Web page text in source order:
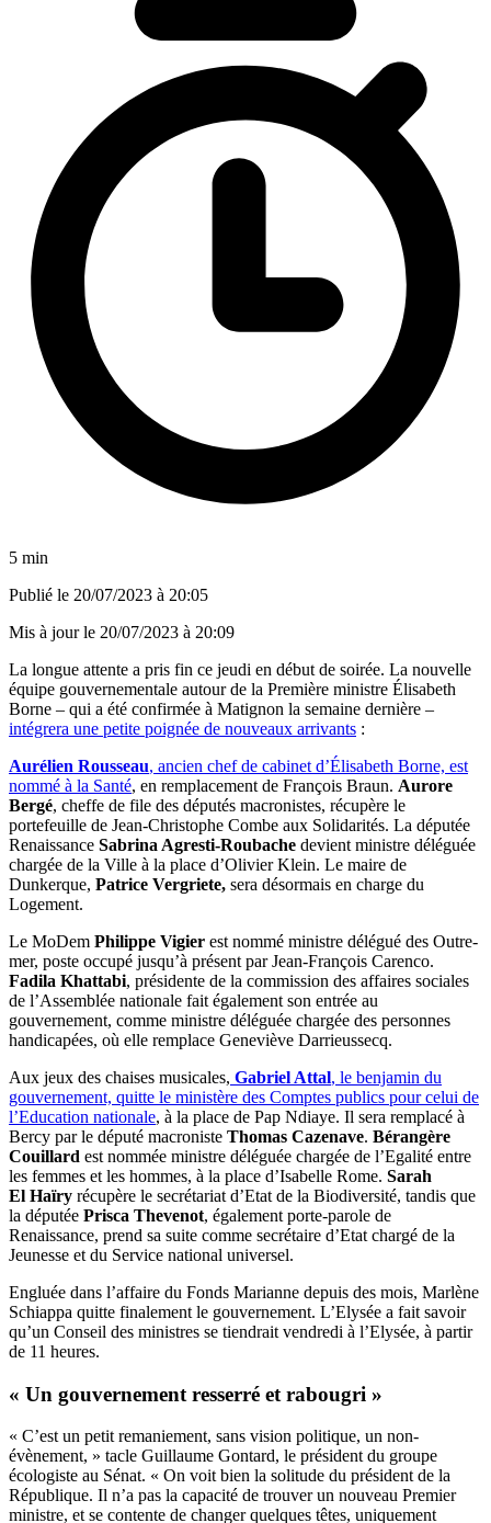
5 min
Publié le 20/07/2023 à 20:05
Mis à jour le 20/07/2023 à 20:09
La longue attente a pris fin ce jeudi en début de soirée. La nouvelle
équipe gouvernementale autour de la Première ministre Élisabeth
Borne – qui a été confirmée à Matignon la semaine dernière –
intégrera une petite poignée de nouveaux arrivants :
Aurélien Rousseau, ancien chef de cabinet d’Élisabeth Borne, est
nommé à la Santé, en remplacement de François Braun. Aurore
Bergé, cheffe de file des députés macronistes, récupère le
portefeuille de Jean-Christophe Combe aux Solidarités. La députée
Renaissance Sabrina Agresti-Roubache devient ministre déléguée
chargée de la Ville à la place d’Olivier Klein. Le maire de
Dunkerque, Patrice Vergriete, sera désormais en charge du
Logement.
Le MoDem Philippe Vigier est nommé ministre délégué des Outre-
mer, poste occupé jusqu’à présent par Jean-François Carenco.
Fadila Khattabi, présidente de la commission des affaires sociales
de l’Assemblée nationale fait également son entrée au
gouvernement, comme ministre déléguée chargée des personnes
handicapées, où elle remplace Geneviève Darrieussecq.
Aux jeux des chaises musicales, Gabriel Attal, le benjamin du
gouvernement, quitte le ministère des Comptes publics pour celui de
l’Education nationale, à la place de Pap Ndiaye. Il sera remplacé à
Bercy par le député macroniste Thomas Cazenave. Bérangère
Couillard est nommée ministre déléguée chargée de l’Egalité entre
les femmes et les hommes, à la place d’Isabelle Rome. Sarah
El Haïry récupère le secrétariat d’Etat de la Biodiversité, tandis que
la députée Prisca Thevenot, également porte-parole de
Renaissance, prend sa suite comme secrétaire d’Etat chargé de la
Jeunesse et du Service national universel.
Engluée dans l’affaire du Fonds Marianne depuis des mois, Marlène
Schiappa quitte finalement le gouvernement. L’Elysée a fait savoir
qu’un Conseil des ministres se tiendrait vendredi à l’Elysée, à partir
de 11 heures.
« Un gouvernement resserré et rabougri »
« C’est un petit remaniement, sans vision politique, un non-
évènement, » tacle Guillaume Gontard, le président du groupe
écologiste au Sénat. « On voit bien la solitude du président de la
République. Il n’a pas la capacité de trouver un nouveau Premier
ministre, et se contente de changer quelques têtes, uniquement